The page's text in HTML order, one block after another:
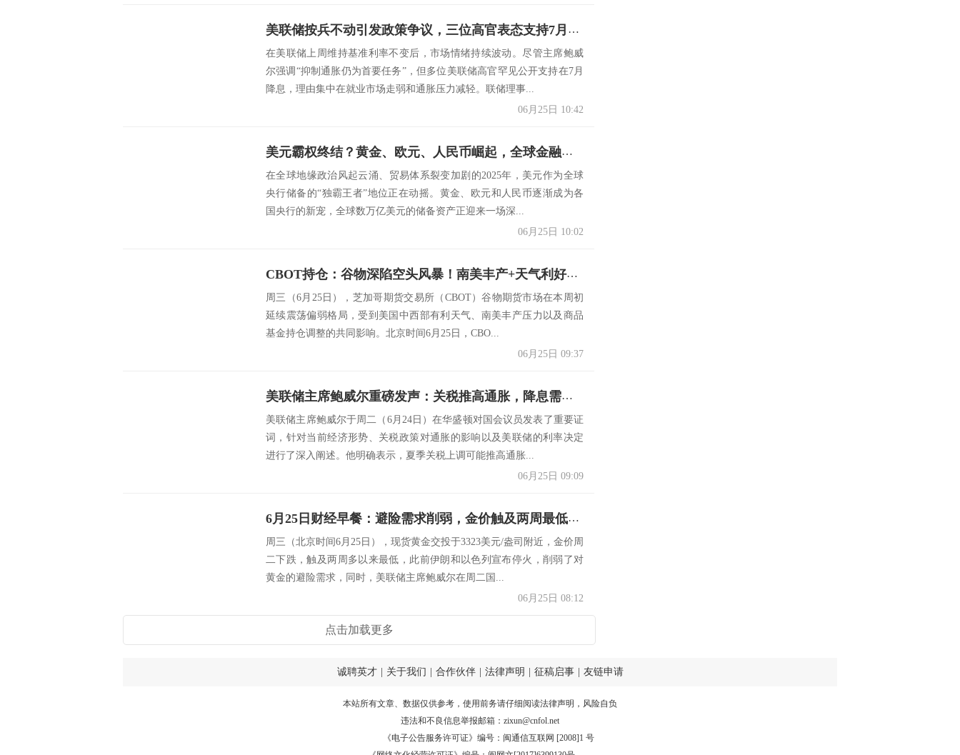
美联储按兵不动引发政策争议，三位高官表态支持7月降息，市场押注转向鸽派路径
在美联储上周维持基准利率不变后，市场情绪持续波动。尽管主席鲍威
尔强调“抑制通胀仍为首要任务”，但多位美联储高官罕见公开支持在7月
降息，理由集中在就业市场走弱和通胀压力减轻。联储理事...
06月25日 10:42
美元霸权终结？黄金、欧元、人民币崛起，全球金融版图重塑！
在全球地缘政治风起云涌、贸易体系裂变加剧的2025年，美元作为全球
央行储备的“独霸王者”地位正在动摇。黄金、欧元和人民币逐渐成为各
国央行的新宠，全球数万亿美元的储备资产正迎来一场深...
06月25日 10:02
CBOT持仓：谷物深陷空头风暴！南美丰产+天气利好，底部究竟在哪？
周三（6月25日），芝加哥期货交易所（CBOT）谷物期货市场在本周初
延续震荡偏弱格局，受到美国中西部有利天气、南美丰产压力以及商品
基金持仓调整的共同影响。北京时间6月25日，CBO...
06月25日 09:37
美联储主席鲍威尔重磅发声：关税推高通胀，降息需谨慎等待！
美联储主席鲍威尔于周二（6月24日）在华盛顿对国会议员发表了重要证
词，针对当前经济形势、关税政策对通胀的影响以及美联储的利率决定
进行了深入阐述。他明确表示，夏季关税上调可能推高通胀...
06月25日 09:09
6月25日财经早餐：避险需求削弱，金价触及两周最低，聚焦鲍威尔参议院半年度政策报告证词
周三（北京时间6月25日），现货黄金交投于3323美元/盎司附近，金价周
二下跌，触及两周多以来最低，此前伊朗和以色列宣布停火，削弱了对
黄金的避险需求，同时，美联储主席鲍威尔在周二国...
06月25日 08:12
点击加载更多
诚聘英才 关于我们 合作伙伴 法律声明 征稿启事 友链申请
本站所有文章、数据仅供参考，使用前务请仔细阅读法律声明 ，风险自负
违法和不良信息举报邮箱： zixun@cnfol.net
《电子公告服务许可证》编号：闽通信互联网 [2008]1 号